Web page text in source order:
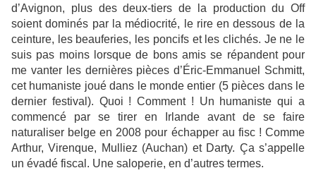
d’Avignon, plus des deux-tiers de la production du Off
soient dominés par la médiocrité, le rire en dessous de la
ceinture, les beauferies, les poncifs et les clichés. Je ne le
suis pas moins lorsque de bons amis se répandent pour
me vanter les dernières pièces d’Éric-Emmanuel Schmitt,
cet humaniste joué dans le monde entier (5 pièces dans le
dernier festival). Quoi ! Comment ! Un humaniste qui a
commencé par se tirer en Irlande avant de se faire
naturaliser belge en 2008 pour échapper au fisc ! Comme
Arthur, Virenque, Mulliez (Auchan) et Darty. Ça s’appelle
un évadé fiscal. Une saloperie, en d’autres termes.